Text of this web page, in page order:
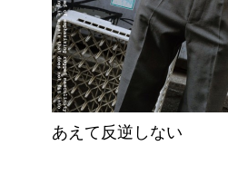
あえて反逆しない